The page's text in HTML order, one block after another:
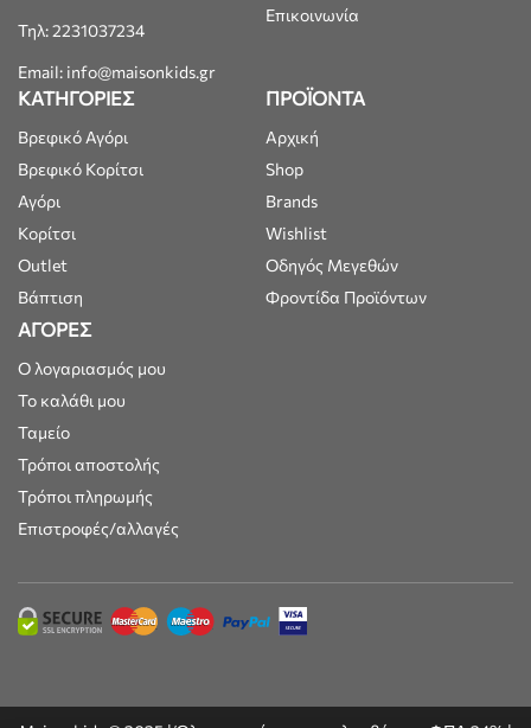
Τηλ: 2231037234
Email: info@maisonkids.gr
Επικοινωνία
ΚΑΤΗΓΟΡΙΕΣ
Βρεφικό Αγόρι
Βρεφικό Κορίτσι
Αγόρι
Κορίτσι
Outlet
Βάπτιση
ΠΡΟΪΟΝΤΑ
Αρχική
Shop
Brands
Wishlist
Οδηγός Μεγεθών
Φροντίδα Προϊόντων
ΑΓΟΡΕΣ
Ο λογαριασμός μου
Το καλάθι μου
Ταμείο
Τρόποι αποστολής
Τρόποι πληρωμής
Επιστροφές/αλλαγές